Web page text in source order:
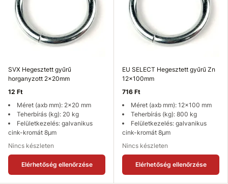
SVX Hegesztett gyűrű
horganyzott 2x20mm
12 Ft
Méret (axb mm): 2x20 mm
Teherbírás (kg): 20 kg
Felületkezelés: galvanikus
cink-kromát 8µm
Nincs készleten
Elérhetőség ellenőrzése
EU SELECT Hegesztett gyűrű Zn
12x100mm
716 Ft
Méret (axb mm): 12x100 mm
Teherbírás (kg): 800 kg
Felületkezelés: galvanikus
cink-kromát 8µm
Nincs készleten
Elérhetőség ellenőrzése